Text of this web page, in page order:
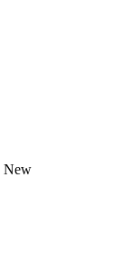
New